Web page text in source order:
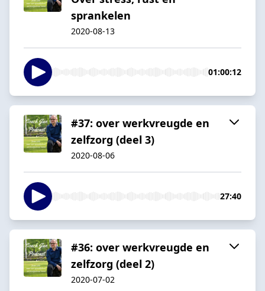
sprankelen
2020-08-13
01:00:12
#37: over werkvreugde en
zelfzorg (deel 3)
2020-08-06
27:40
#36: over werkvreugde en
zelfzorg (deel 2)
2020-07-02